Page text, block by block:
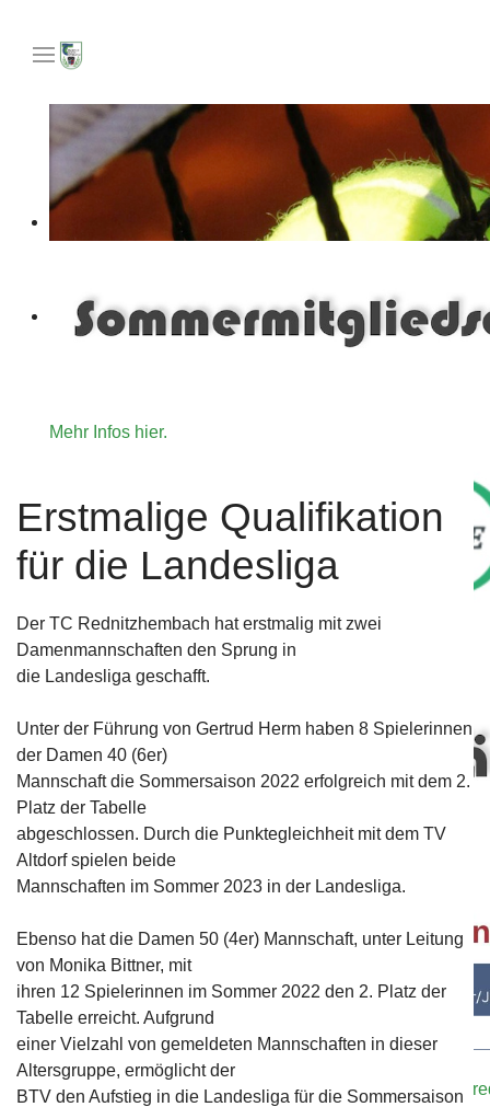
Mehr Infos hier.
Bei unserem Partner "Fitness Complete" erhalten
für das Fit bleiben.Mehr....
Bewegte Impression unseres Vereins.Mehr...
Bei Interesse oder falls ihr Trainer/innen kennt, meldet
Kontaktformular oder E-Mail an:sportwart@tennisclub-
Erstmalige Qualifikation
für die Landesliga
Der TC Rednitzhembach hat erstmalig mit zwei
Damenmannschaften den Sprung in
die Landesliga geschafft.
Unter der Führung von Gertrud Herm haben 8 Spielerinnen
der Damen 40 (6er)
Mannschaft die Sommersaison 2022 erfolgreich mit dem 2.
Platz der Tabelle
abgeschlossen. Durch die Punktegleichheit mit dem TV
Altdorf spielen beide
Mannschaften im Sommer 2023 in der Landesliga.
Ebenso hat die Damen 50 (4er) Mannschaft, unter Leitung
von Monika Bittner, mit
ihren 12 Spielerinnen im Sommer 2022 den 2. Platz der
Tabelle erreicht. Aufgrund
einer Vielzahl von gemeldeten Mannschaften in dieser
Altersgruppe, ermöglicht der
BTV den Aufstieg in die Landesliga für die Sommersaison